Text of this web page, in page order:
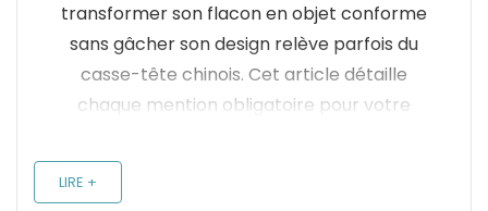
transformer son flacon en objet conforme
sans gâcher son design relève parfois du
casse-tête chinois. Cet article détaille
chaque mention obligatoire pour votre
liste INCI, afin de valider votre mise sur le
marché sereinement. Vous découvrirez ...
LIRE +